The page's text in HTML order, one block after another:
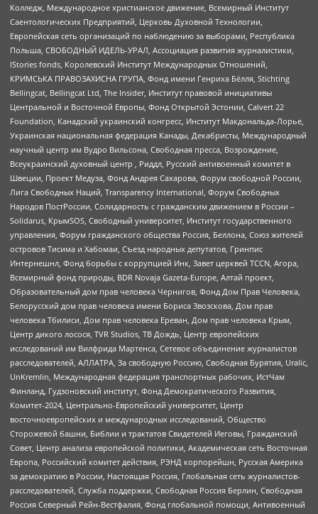
Колледж, Международное христианское движение, Всемирный Институт
Саентологических Предприятий, Церковь Духовной Технологии,
Европейская сеть организаций по наблюдению за выборами, Республика
Польша, СВОБОДНЫЙ ИДЕЛЬ-УРАЛ, Ассоциация развития журналистики,
IStories fonds, Королевский Институт Международных Отношений,
КРИМСЬКА ПРАВОЗАХИСНА ГРУПА, Фонд имени Генриха Бёлля, Stichting
Bellingcat, Bellingcat Ltd, The Insider, Институт правовой инициативы
Центральной и Восточной Европы, Фонд Открытой Эстонии, Calvert 22
Foundation, Канадский украинский конгресс, Институт Макдональда-Лорье,
Украинская национальная федерация Канады, Декабристы, Международный
научный центр им Вудро Вильсона, Свободная пресса, Возрождение,
Всеукраинский духовный центр , Риддл, Русский антивоенный комитет в
Швеции, Проект Медуза, Фонд Андрея Сахарова, Форум свободной России,
Лига Свободных Наций, Transparеncy International, Форум Свободных
Народов ПостРоссии, Солидарность с гражданским движением в России –
Solidarus, КрымSOS, Свободный университет, Институт государственного
управления, Форум гражданского общества Россия, Беллона, Союз жителей
островов Тисима и Хабомаи, Съезд народных депутатов, Гринпис
Интернешнл, Фонд борьбы с коррупцией Инк, Завет церквей TCCN, Агора,
Всемирный фонд природы, BDR Novaja Gazeta-Europe, Алтай проект,
Образовательный дом прав человека Чернигов, Фонд Дом Прав Человека,
Белорусский дом прав человека имени Бориса Звозскова, Дом прав
человека Тбилиси, Дом прав человека Ереван, Дом прав человека Крым,
Центр дикого лосося, TVR Studios, ТВ Дождь, Центр европейских
исследований им Вилфрида Мартенса, Сетевое объединение журналистов
расследователей, АЛЛАТРА, За свободную Россию, Свободная Бурятия, Uralic,
UnKremlin, Международная федерация транспортных рабочих, ИстЧам
Финланд, Гудзоновский институт, Фонд Демократического Развития,
Комитет-2024, Центрально-Европейский университет, Центр
восточноевропейских и международных исследований, Общество
Сторожевой башни, Библии и трактатов Свидетелей Иеговы, Гражданский
Совет, Центр анализа европейской политики, Академическая сеть Восточная
Европа, Российский комитет действия, РЭНД корпорейшн, Русская Америка
за демократию в России, Настоящая Россия, Глобальная сеть журналистов-
расследователей, Служба поддержки, Свободная Россия Берлин, Свободная
Россия Северный Рейн-Вестфалия, Фонд глобальной помощи, Антивоенный